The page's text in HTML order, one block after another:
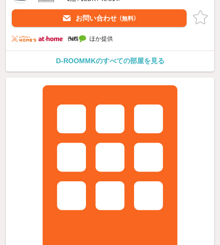
お問い合わせ （無料）
ほか提供
D-ROOMMKのすべての部屋を見る